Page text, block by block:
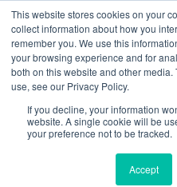
This website stores cookies on your
collect information about how you
remember you. We use this
your browsing experience and for
both on this website and other
use, see our Privacy Policy.
If you decline, your information
website. A single cookie will be
your preference not to be tracked.
Accept
Aller
au
contenu
principal
01 84 20 18 48
Spécialiste de la
de la
à Paris La